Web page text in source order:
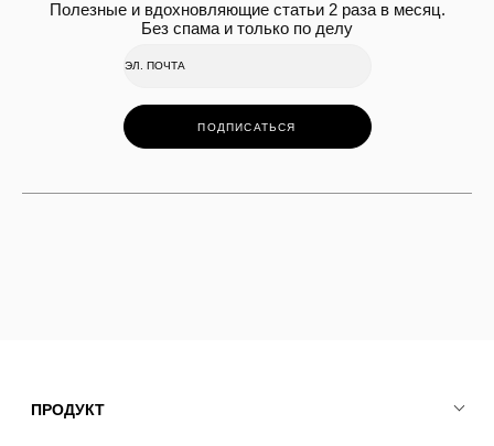
Полезные и вдохновляющие статьи 2 раза в месяц.
Без спама и только по делу
ПОДПИСАТЬСЯ
ПРОДУКТ